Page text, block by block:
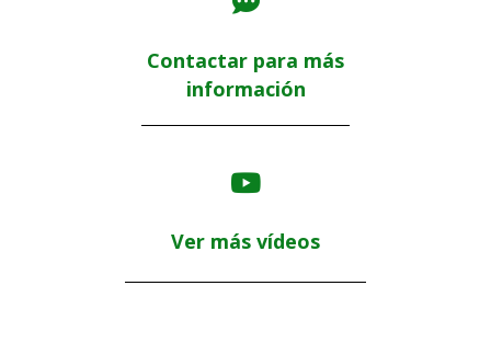
Contactar para más
información
Ver más vídeos